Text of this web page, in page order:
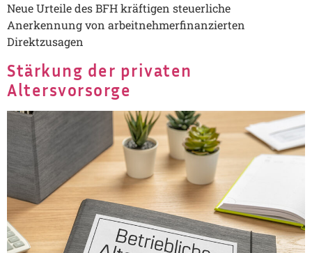
Neue Urteile des BFH kräftigen steuerliche
Anerkennung von arbeitnehmerfinanzierten
Direktzusagen
Stärkung der privaten
Altersvorsorge